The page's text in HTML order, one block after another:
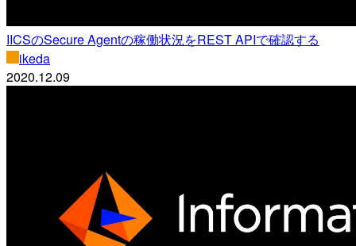
IICSのSecure Agentの稼働状況をREST APIで確認する
ikeda
2020.12.09